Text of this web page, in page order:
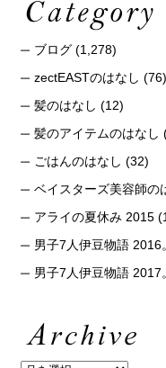
ブログ (1,278)
zectEASTのはなし (76)
髪のはなし (12)
髪のアイテムのはなし
ごはんのはなし (32)
ベイスターズ美容師の
アライの夏休み 2015
男子7人伊豆物語 2016
男子7人伊豆物語 2017